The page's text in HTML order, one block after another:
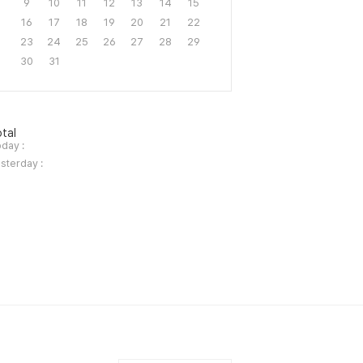
9
10 11 12 13 14
15
16
17 18 19 20 21
22
23
24 25 26 27 28
29
30
31
:
: